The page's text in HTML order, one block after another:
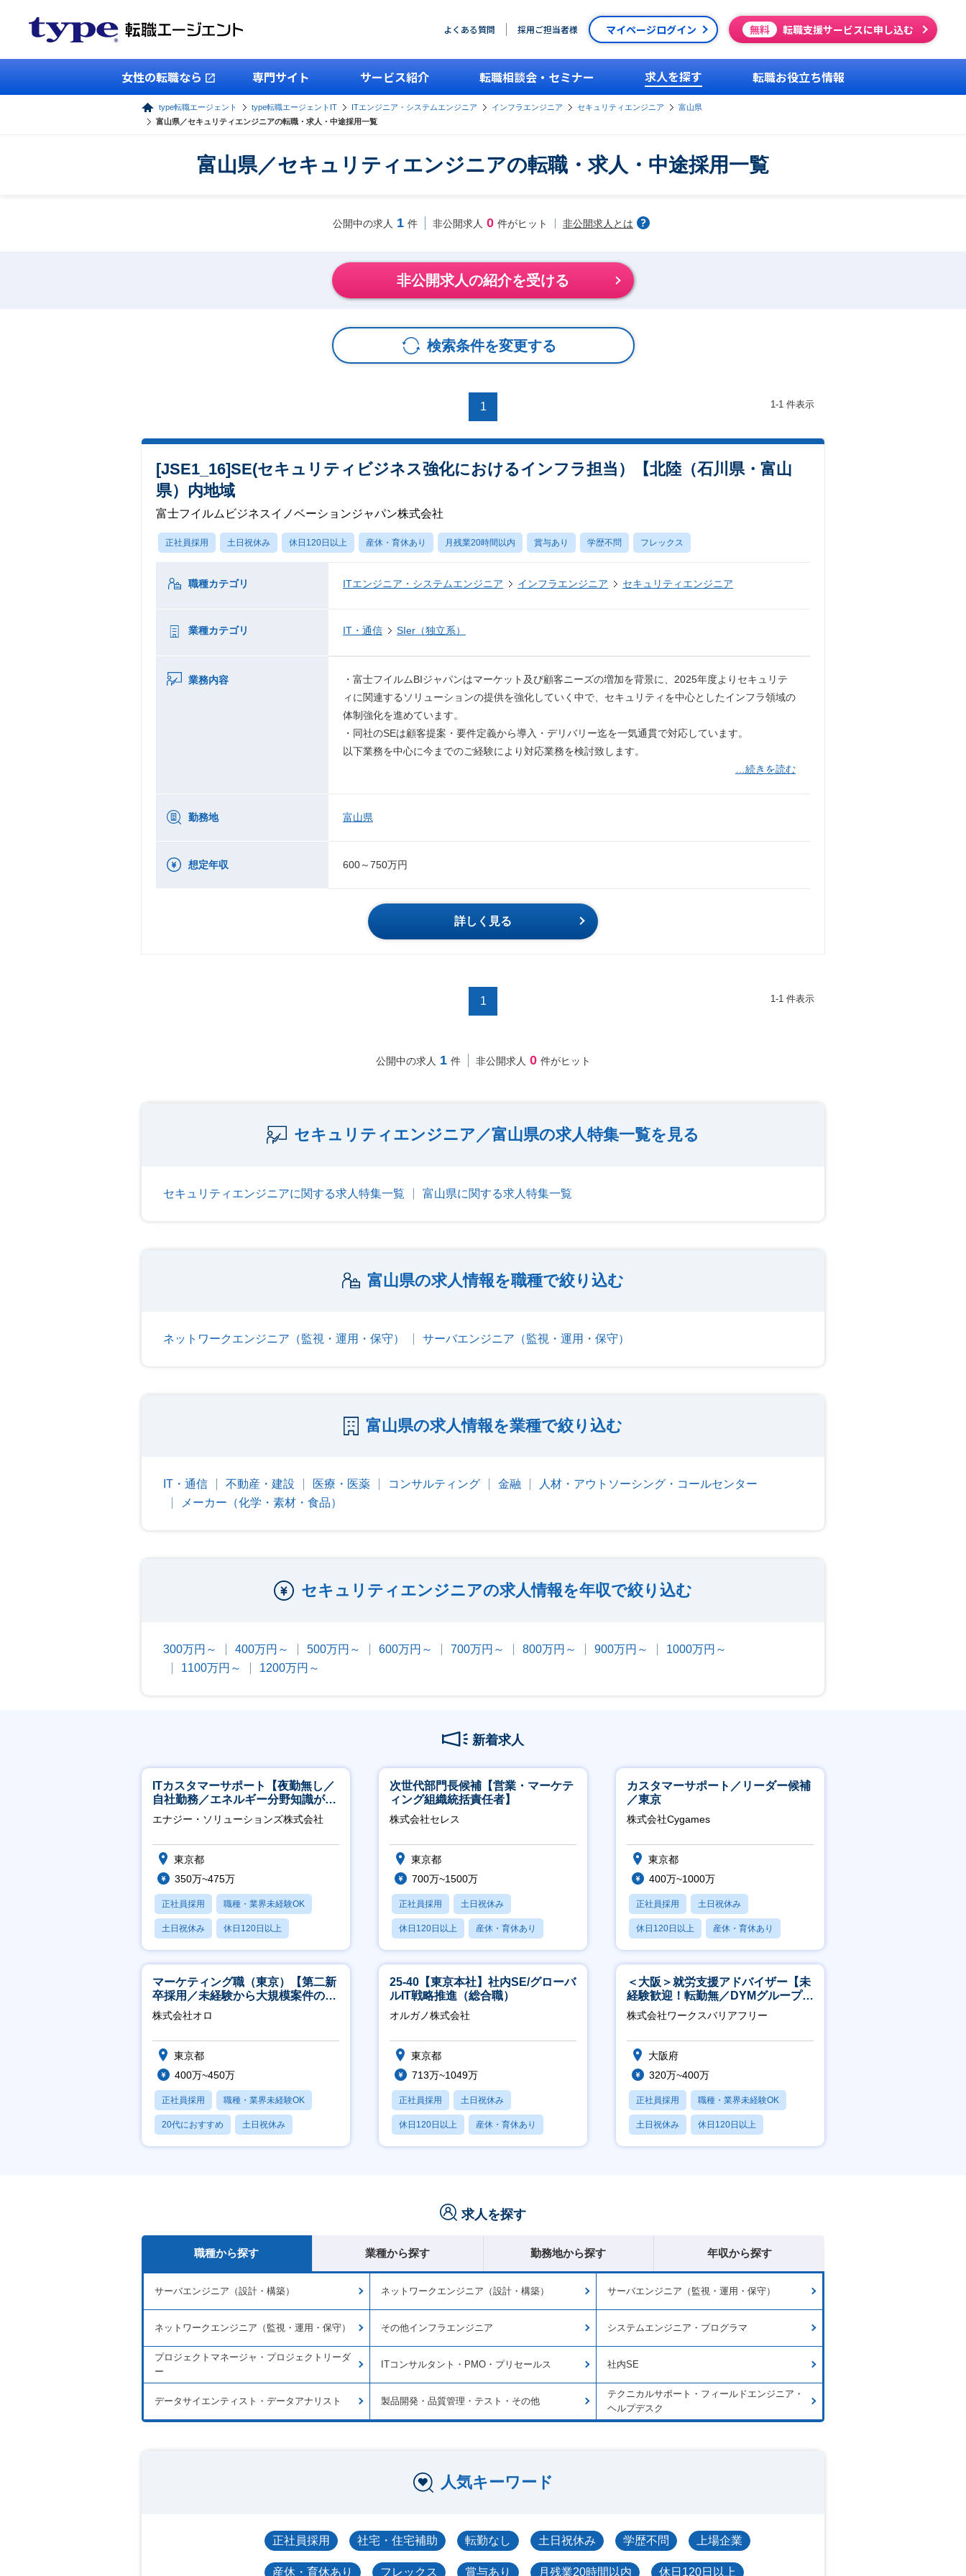
よくある質問 採用ご担当者様 マイページログイン 無料 転職支援サービスに申し込む
女性の転職なら 専門サイト サービス紹介 転職相談会・セミナー 求人を探す 転職お役立ち情報
type転職エージェント type転職エージェントIT ITエンジニア・システムエンジニア インフラエンジニア セキュリティエンジニア
富山県
富山県／セキュリティエンジニアの転職・求人・中途採用一覧
富山県／セキュリティエンジニアの転職・求人・中途採用一覧
公開中の求人 1 件 非公開求人 0 件がヒット 非公開求人とは
非公開求人の紹介を受ける
検索条件を変更する
1 1-1 件表示
[JSE1_16]SE(セキュリティビジネス強化におけるインフラ担当）【北陸（石川県・富山
県）内地域
富士フイルムビジネスイノベーションジャパン株式会社
正社員採用 土日祝休み 休日120日以上 産休・育休あり 月残業20時間以内 賞与あり 学歴不問 フレックス
職種カテゴリ ITエンジニア・システムエンジニア インフラエンジニア セキュリティエンジニア
業種カテゴリ IT・通信 SIer（独立系）
業務内容
・富士フイルムBIジャパンはマーケット及び顧客ニーズの増加を背景に、2025年度よりセキュリテ
ィに関連するソリューションの提供を強化していく中で、セキュリティを中心としたインフラ領域の
体制強化を進めています。
・同社のSEは顧客提案・要件定義から導入・デリバリー迄を一気通貫で対応しています。
以下業務を中心に今までのご経験により対応業務を検討致します。
…続きを読む
勤務地 富山県
想定年収 600～750万円
詳しく見る
1 1-1 件表示
公開中の求人 1 件 非公開求人 0 件がヒット
セキュリティエンジニア／富山県の求人特集一覧を見る
セキュリティエンジニアに関する求人特集一覧 富山県に関する求人特集一覧
富山県の求人情報を職種で絞り込む
ネットワークエンジニア（監視・運用・保守） サーバエンジニア（監視・運用・保守）
富山県の求人情報を業種で絞り込む
IT・通信 不動産・建設 医療・医薬 コンサルティング 金融
人材・アウトソーシング・コールセンター
メーカー（化学・素材・食品）
セキュリティエンジニアの求人情報を年収で絞り込む
300万円～ 400万円～ 500万円～ 600万円～ 700万円～ 800万円～ 900万円～
1000万円～
1100万円～
1200万円～
新着求人
ITカスタマーサポート【夜勤無し／
自社勤務／エネルギー分野知識が身
につきます】
エナジー・ソリューションズ株式会社
東京都
350万~475万
正社員採用 職種・業界未経験OK
土日祝休み 休日120日以上
産休・育休あり
次世代部門長候補【営業・マーケテ
ィング組織統括責任者】
株式会社セレス
東京都
700万~1500万
正社員採用 土日祝休み
休日120日以上 産休・育休あり
賞与あり
カスタマーサポート／リーダー候補
／東京
株式会社Cygames
東京都
400万~1000万
正社員採用 土日祝休み
休日120日以上 産休・育休あり
月残業20時間以内
マーケティング職（東京）【第二新
卒採用／未経験から大規模案件のマ
ーケティングが経験できる／研修充
実】
株式会社オロ
東京都
400万~450万
正社員採用 職種・業界未経験OK
20代におすすめ 土日祝休み
休日120日以上
25-40【東京本社】社内SE/グローバ
ルIT戦略推進（総合職）
オルガノ株式会社
東京都
713万~1049万
正社員採用 土日祝休み
休日120日以上 産休・育休あり
月残業20時間以内
＜大阪＞就労支援アドバイザー【未
経験歓迎！転勤無／DYMグループ／
ホスピタリティ高い方歓迎／土日
祝】
株式会社ワークスバリアフリー
大阪府
320万~400万
正社員採用 職種・業界未経験OK
土日祝休み 休日120日以上
産休・育休あり
求人を探す
職種から探す 業種から探す 勤務地から探す 年収から探す
サーバエンジニア（設計・構築） ネットワークエンジニア（設計・構築） サーバエンジニア（監視・運用・保守）
ネットワークエンジニア（監視・運用・保守） その他インフラエンジニア システムエンジニア・プログラマ
プロジェクトマネージャ・プロジェクトリーダ
ー
ITコンサルタント・PMO・プリセールス 社内SE
データサイエンティスト・データアナリスト 製品開発・品質管理・テスト・その他
テクニカルサポート・フィールドエンジニア・
ヘルプデスク
人気キーワード
正社員採用 社宅・住宅補助 転勤なし 土日祝休み 学歴不問 上場企業
産休・育休あり フレックス 賞与あり 月残業20時間以内 休日120日以上